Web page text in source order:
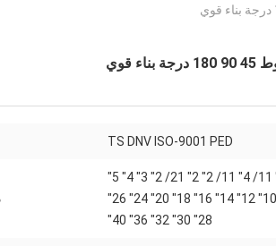
TS DNV ISO-9001 PED
3/ 4" 1" 11/ 4" 11/ 2" 2" 21/ 2" 3" 4" 5"
6" 8" 10" 12" 14" 16" 18" 20" 24" 26"
28" 30" 32" 36" 40"